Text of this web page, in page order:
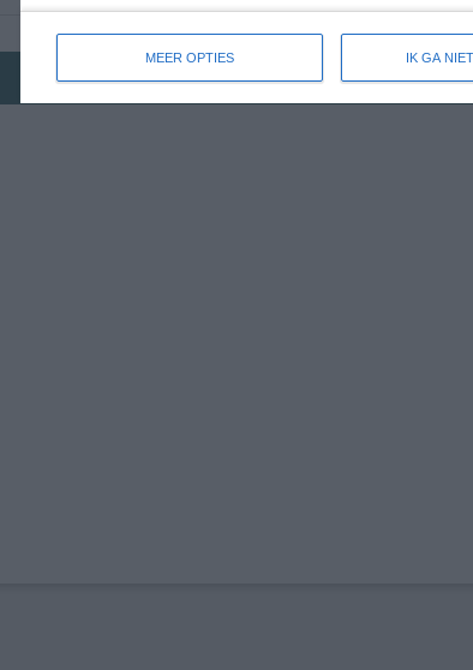
MEER OPTIES IK GA
bekijk de uitgebreide weersverwachting voor